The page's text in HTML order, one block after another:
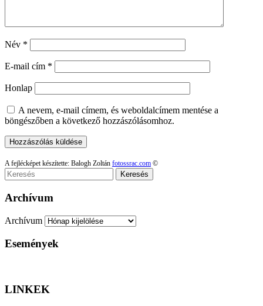
Név *
E-mail cím *
Honlap
A nevem, e-mail címem, és weboldalcímem mentése a
böngészőben a következő hozzászólásomhoz.
A fejlécképet készítette: Balogh Zoltán fotossrac.com ©
Keresés
Archívum
Archívum
Események
LINKEK